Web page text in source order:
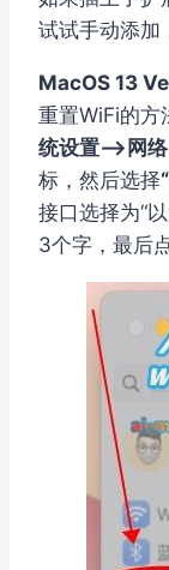
试试手动添加
MacOS 13
重置WiFi的方
统设置–>网络
标，然后选择
接口选择为“
3个字，最后